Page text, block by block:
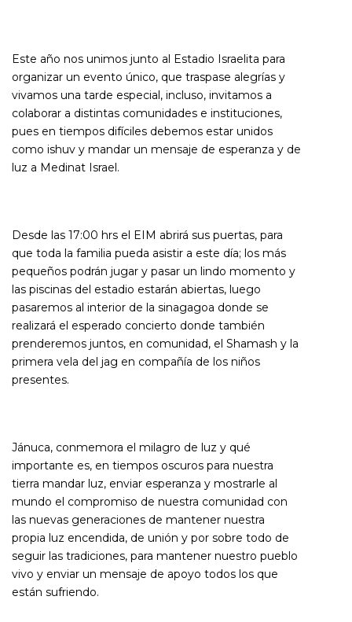
Este año nos unimos junto al Estadio Israelita para
organizar un evento único, que traspase alegrías y
vivamos una tarde especial, incluso, invitamos a
colaborar a distintas comunidades e instituciones,
pues en tiempos difíciles debemos estar unidos
como ishuv y mandar un mensaje de esperanza y de
luz a Medinat Israel.
Desde las 17:00 hrs el EIM abrirá sus puertas, para
que toda la familia pueda asistir a este día; los más
pequeños podrán jugar y pasar un lindo momento y
las piscinas del estadio estarán abiertas, luego
pasaremos al interior de la sinagagoa donde se
realizará el esperado concierto donde también
prenderemos juntos, en comunidad, el Shamash y la
primera vela del jag en compañía de los niños
presentes.
Jánuca, conmemora el milagro de luz y qué
importante es, en tiempos oscuros para nuestra
tierra mandar luz, enviar esperanza y mostrarle al
mundo el compromiso de nuestra comunidad con
las nuevas generaciones de mantener nuestra
propia luz encendida, de unión y por sobre todo de
seguir las tradiciones, para mantener nuestro pueblo
vivo y enviar un mensaje de apoyo todos los que
están sufriendo.